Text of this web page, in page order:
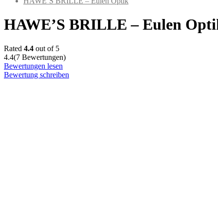
HAWE’S BRILLE – Eulen
Rated 4.4 out of 5
4.4(7 Bewertungen)
Bewertungen lesen
Bewertung schreiben